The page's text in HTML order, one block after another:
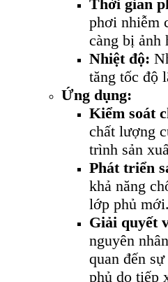
Thời gian
phơi nhiễm
càng bị ảnh
Nhiệt độ:
tăng tốc độ
Ứng dụng:
Kiểm soát
chất lượng
trình sản
Phát triển
khả năng
lớp phủ mới.
Giải quyết
nguyên
quan đến
phủ do tiếp